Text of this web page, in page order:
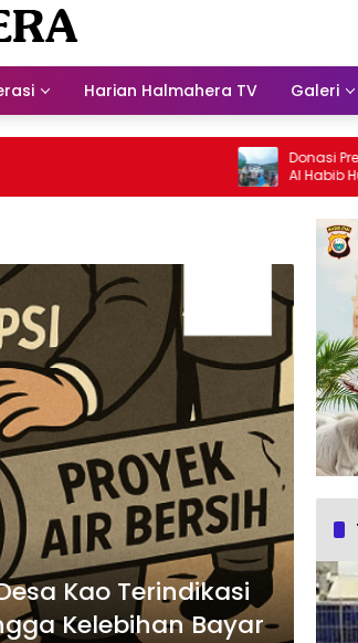
Harian Halmahera TV Galeri
Donasi Presdir
Al Habib Husein
Kao Terindikasi
Kelebihan Bayar